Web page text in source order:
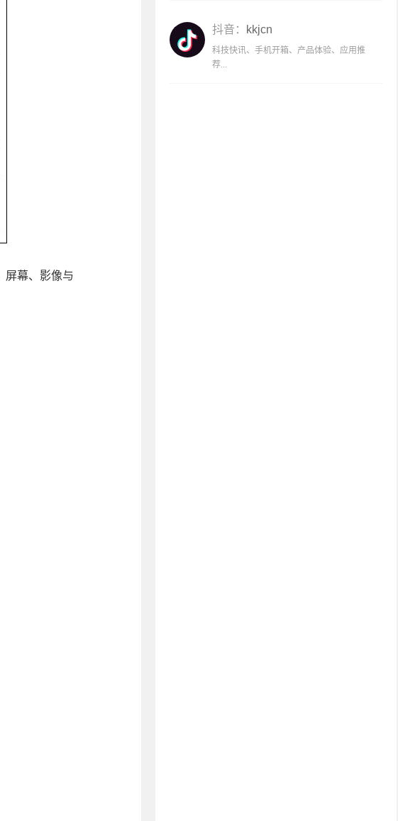
屏幕、影像与
抖音： kkjcn
科技快讯、手机开箱、产品体验、应用推
荐...